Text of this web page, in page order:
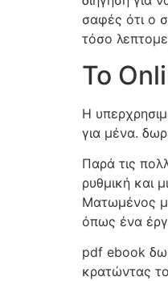
σαφές ότι ο
τόσο
Το
Η
για μένα.
Παρά τις
ρυθμική και
Ματωμένος
όπως ένα
pdf ebook
κρατώντας